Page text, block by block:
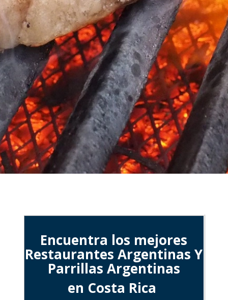
Encuentra los mejores
Restaurantes Argentinas Y
Parrillas Argentinas
en Costa Rica